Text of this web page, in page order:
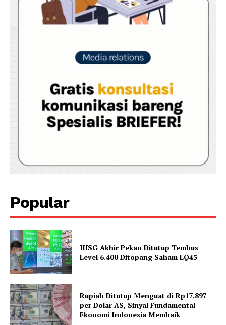
Popular
IHSG Akhir Pekan Ditutup Tembus
Level 6.400 Ditopang Saham LQ45
Rupiah Ditutup Menguat di Rp17.897
per Dolar AS, Sinyal Fundamental
Ekonomi Indonesia Membaik